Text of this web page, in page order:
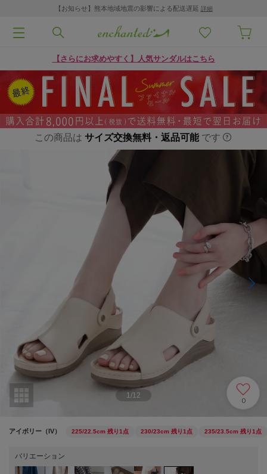
【お知らせ】熊本地域地震の影響による配送遅延 詳細
【さらにお求めやすく】人気サンダルはこちら
この商品は サイズ交換無料・返品可能 です
1 /12
0
アイボリー（IV） 225/22.5cm 残り1点 230/23cm 残り1点 235/23.5cm 残り1点
バリエーション